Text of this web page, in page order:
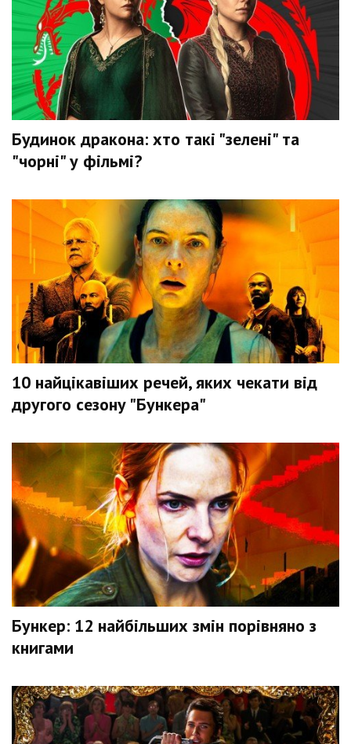
Будинок дракона: хто такі "зелені" та
"чорні" у фільмі?
10 найцікавіших речей, яких чекати від
другого сезону "Бункера"
Бункер: 12 найбільших змін порівняно з
книгами